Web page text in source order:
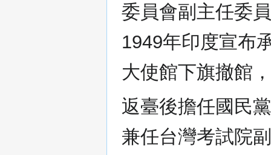
委員會副主任委
1949年印度宣布
大使館下旗撤館
返臺後擔任國民
兼任台灣考試院